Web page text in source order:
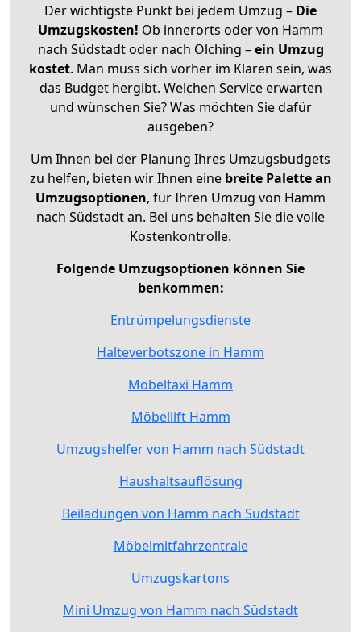
Der wichtigste Punkt bei jedem Umzug – Die
Umzugskosten! Ob innerorts oder von Hamm
nach Südstadt oder nach Olching –ein Umzug
kostet. Man muss sich vorher im Klaren sein, was
das Budget hergibt. Welchen Service erwarten
und wünschen Sie? Was möchten Sie dafür
ausgeben?
Um Ihnen bei der Planung Ihres Umzugsbudgets
zu helfen, bieten wir Ihnen eine breite Palette an
Umzugsoptionen, für Ihren Umzug von Hamm
nach Südstadt an. Bei uns behalten Sie die volle
Kostenkontrolle.
Folgende Umzugsoptionen können Sie
benkommen:
Entrümpelungsdienste
Halteverbotszone in Hamm
Möbeltaxi Hamm
Möbellift Hamm
Umzugshelfer von Hamm nach Südstadt
Haushaltsauflösung
Beiladungen von Hamm nach Südstadt
Möbelmitfahrzentrale
Umzugskartons
Mini Umzug von Hamm nach Südstadt